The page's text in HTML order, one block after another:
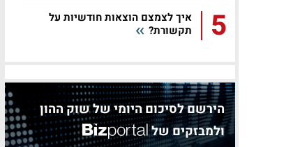
5
איך לצמצם הוצאות חודשיות על
תקשורת?
הירשם לסיכום היומי של שוק ההון
ולמבזקים של